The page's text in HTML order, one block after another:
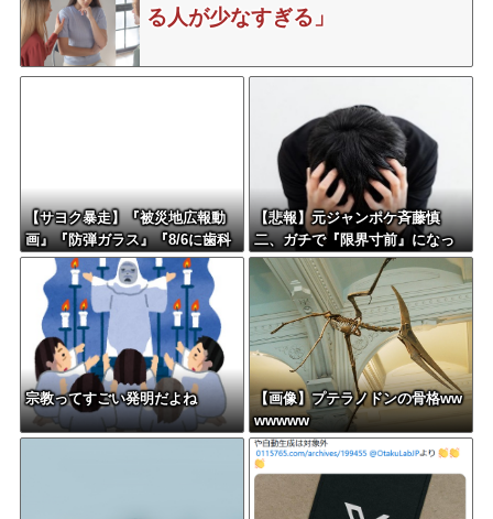
る人が少なすぎる」
【サヨク暴走】『被災地広報動
画』『防弾ガラス』『8/6に歯科
予約』『SPの人数』『被災者は
役者』など…反高市界隈の“難
癖”が反安倍超えだと話題に（動
画/画像）
【悲報】元ジャンポケ斉藤慎
二、ガチで『限界寸前』になっ
てしまう・・・・・
宗教ってすごい発明だよね
【画像】プテラノドンの骨格ww
wwwww